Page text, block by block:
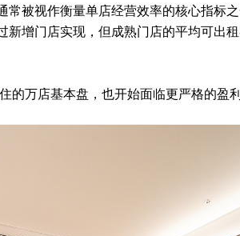
常被视作衡量单店经营效率的核心指标
新增门店实现，但成熟门店的平均可出
的万店基本盘，也开始面临更严格的盈利